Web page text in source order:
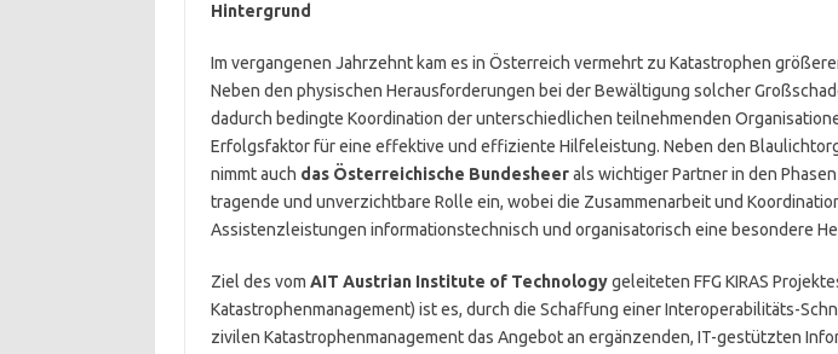
Hintergrund
Im vergangenen Jahrzehnt kam es in Österreich vermehrt zu Katastrophen
Neben den physischen Herausforderungen bei der Bewältigung solcher
dadurch bedingte Koordination der unterschiedlichen teilnehmenden
Erfolgsfaktor für eine effektive und effiziente Hilfeleistung. Neben den
nimmt auch das Österreichische Bundesheerals wichtiger Partner in den
tragende und unverzichtbare Rolle ein, wobei die Zusammenarbeit und
Assistenzleistungen informationstechnisch und organisatorisch eine besondere
Ziel des vom AIT Austrian Institute of Technologygeleiteten FFG KIRAS
Katastrophenmanagement) ist es, durch die Schaffung einer Interoperabilitäts-
zivilen Katastrophenmanagement das Angebot an ergänzenden, IT-gestützten